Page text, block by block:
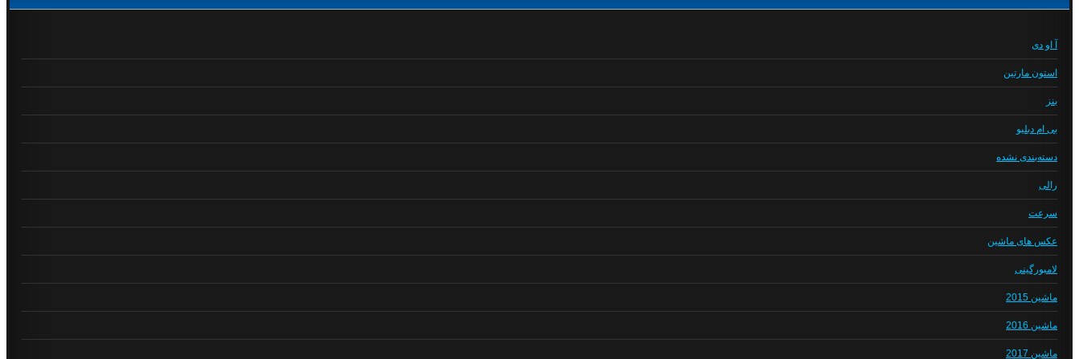
آ او دی
استون مارتین
بنز
بی ام دبلیو
دسته‌بندی نشده
رالی
سرعت
عکس های ماشین
لامبورگینی
ماشین 2015
ماشین 2016
ماشین 2017